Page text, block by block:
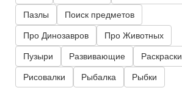
Пазлы Поиск предметов
Про Динозавров Про Животных
Пузыри Развивающие Раскраски
Рисовалки Рыбалка Рыбки